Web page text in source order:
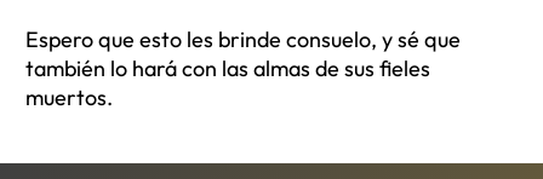
Espero que esto les brinde consuelo, y sé que
también lo hará con las almas de sus fieles
muertos.